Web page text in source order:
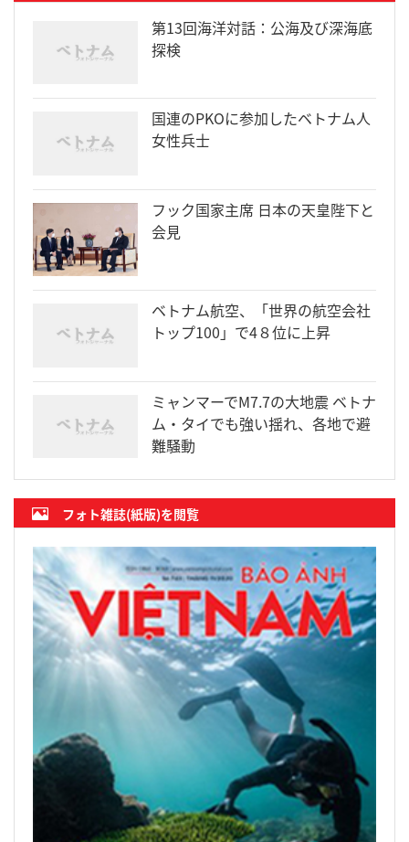
第13回海洋対話：公海及び深海底
探検
国連のPKOに参加したベトナム人
女性兵士
フック国家主席 日本の天皇陛下と
会見
ベトナム航空、「世界の航空会社
トップ100」で4８位に上昇
ミャンマーでM7.7の大地震 ベトナ
ム・タイでも強い揺れ、各地で避
難騒動
フォト雑誌(紙版)を閲覧